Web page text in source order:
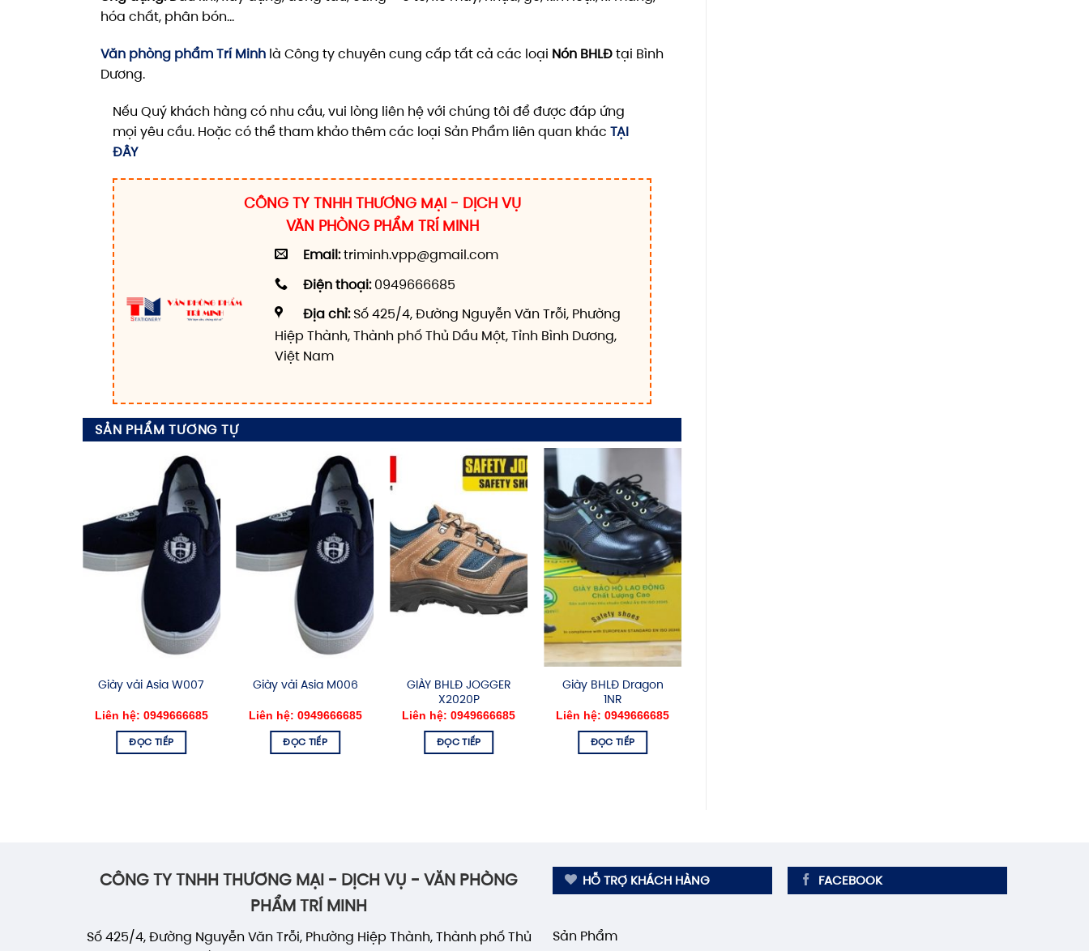
hóa chất, phân bón…
Văn phòng phẩm Trí Minhlà Công ty chuyên cung cấp tất cả các loại Nón BHLĐtại Bình
Dương.
Nếu Quý khách hàng có nhu cầu, vui lòng liên hệ với chúng tôi để được đáp ứng
mọi yêu cầu. Hoặc có thể tham khảo thêm các loại Sản Phẩm liên quan khác TẠI
ĐÂY
CÔNG TY TNHH THƯƠNG MẠI - DỊCH VỤ
VĂN PHÒNG PHẨM TRÍ MINH
Email:triminh.vpp@gmail.com
Điện thoại:0949666685
Địa chỉ:Số 425/4, Đường Nguyễn Văn Trỗi, Phường
Hiệp Thành, Thành phố Thủ Dầu Một, Tỉnh Bình Dương,
Việt Nam
SẢN PHẨM TƯƠNG TỰ
Giày vải Asia W007
Liên hệ: 0949666685
ĐỌC TIẾP
Giày vải Asia M006
Liên hệ: 0949666685
ĐỌC TIẾP
GIÀY BHLĐ JOGGER
X2020P
Liên hệ: 0949666685
ĐỌC TIẾP
Giày BHLĐ Dragon
1NR
Liên hệ: 0949666685
ĐỌC TIẾP
CÔNG TY TNHH THƯƠNG MẠI - DỊCH VỤ - VĂN PHÒNG
PHẨM TRÍ MINH
Số 425/4, Đường Nguyễn Văn Trỗi, Phường Hiệp Thành, Thành phố Thủ
HỖ TRỢ KHÁCH HÀNG
Sản Phẩm
FACEBOOK